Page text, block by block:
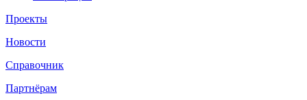
Проекты
Новости
Справочник
Партнёрам